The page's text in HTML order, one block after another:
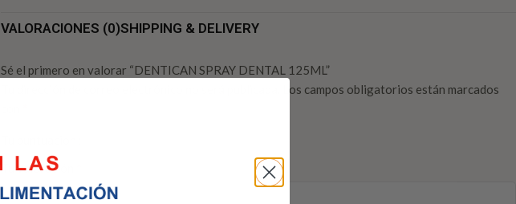
VALORACIONES (0)SHIPPING & DELIVERY
Sé el primero en valorar “DENTICAN SPRAY DENTAL 125ML”
Los campos obligatorios están marcados
Tu valoración